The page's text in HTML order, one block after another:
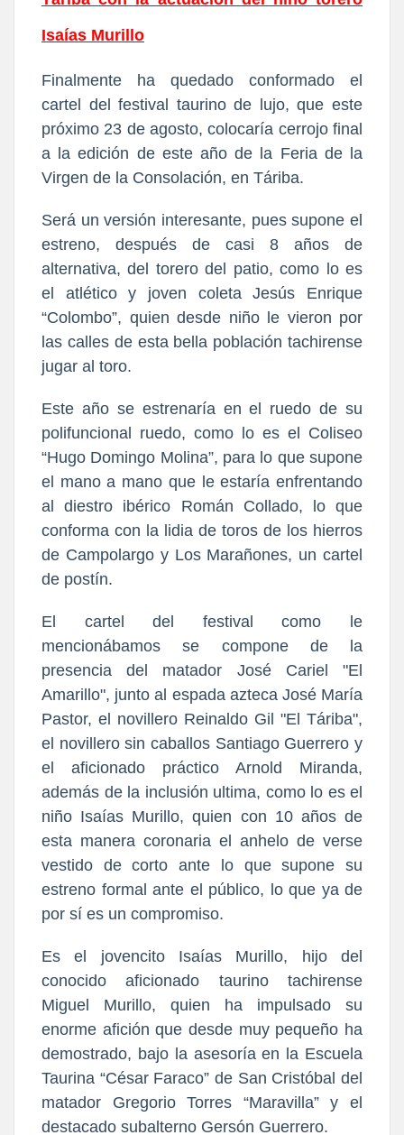
Isaías Murillo
Finalmente ha quedado conformado el
cartel del festival taurino de lujo, que este
próximo 23 de agosto, colocaría cerrojo final
a la edición de este año de la Feria de la
Virgen de la Consolación, en Táriba.
Será un versión interesante, pues supone el
estreno, después de casi 8 años de
alternativa, del torero del patio, como lo es
el atlético y joven coleta Jesús Enrique
“Colombo”, quien desde niño le vieron por
las calles de esta bella población tachirense
jugar al toro.
Este año se estrenaría en el ruedo de su
polifuncional ruedo, como lo es el Coliseo
“Hugo Domingo Molina”, para lo que supone
el mano a mano que le estaría enfrentando
al diestro ibérico Román Collado, lo que
conforma con la lidia de toros de los hierros
de Campolargo y Los Marañones, un cartel
de postín.
El cartel del festival como le
mencionábamos se compone de la
presencia del matador José Cariel "El
Amarillo", junto al espada azteca José María
Pastor, el novillero Reinaldo Gil "El Táriba",
el novillero sin caballos Santiago Guerrero y
el aficionado práctico Arnold Miranda,
además de la inclusión ultima, como lo es el
niño Isaías Murillo, quien con 10 años de
esta manera coronaria el anhelo de verse
vestido de corto ante lo que supone su
estreno formal ante el público, lo que ya de
por sí es un compromiso.
Es el jovencito Isaías Murillo, hijo del
conocido aficionado taurino tachirense
Miguel Murillo, quien ha impulsado su
enorme afición que desde muy pequeño ha
demostrado, bajo la asesoría en la Escuela
Taurina “César Faraco” de San Cristóbal del
matador Gregorio Torres “Maravilla” y el
destacado subalterno Gersón Guerrero.